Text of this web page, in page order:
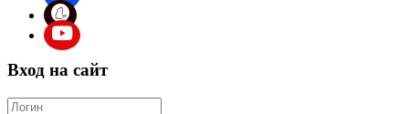
Вход на сайт